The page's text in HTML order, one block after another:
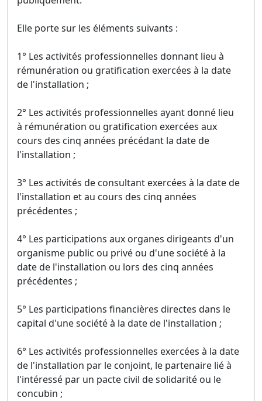
Elle porte sur les éléments suivants :
1° Les activités professionnelles donnant lieu à
rémunération ou gratification exercées à la date
de l'installation ;
2° Les activités professionnelles ayant donné lieu
à rémunération ou gratification exercées aux
cours des cinq années précédant la date de
l'installation ;
3° Les activités de consultant exercées à la date de
l'installation et au cours des cinq années
précédentes ;
4° Les participations aux organes dirigeants d'un
organisme public ou privé ou d'une société à la
date de l'installation ou lors des cinq années
précédentes ;
5° Les participations financières directes dans le
capital d'une société à la date de l'installation ;
6° Les activités professionnelles exercées à la date
de l'installation par le conjoint, le partenaire lié à
l'intéressé par un pacte civil de solidarité ou le
concubin ;